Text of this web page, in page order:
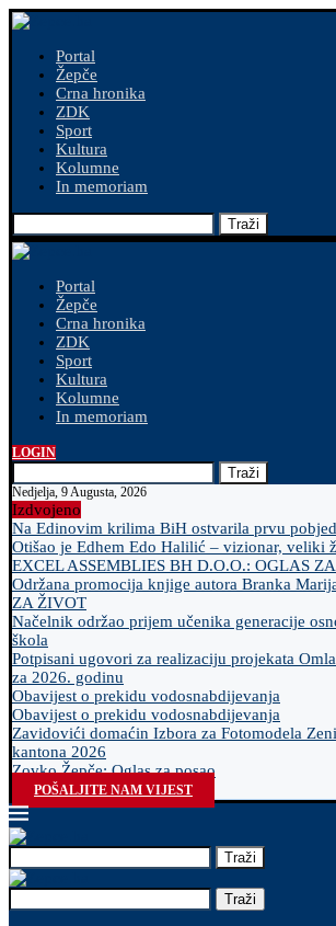
Portal
Žepče
Crna hronika
ZDK
Sport
Kultura
Kolumne
In memoriam
Traži
Portal
Žepče
Crna hronika
ZDK
Sport
Kultura
Kolumne
In memoriam
LOGIN
Traži
Nedjelja, 9 Augusta, 2026
Izdvojeno
Na Edinovim krilima BiH ostvarila prvu
Otišao je Edhem Edo Halilić – vizionar, veliki
EXCEL ASSEMBLIES BH D.O.O.: OGLAS
Održana promocija knjige autora Branka
ZA ŽIVOT
Načelnik održao prijem učenika generacije
škola
Potpisani ugovori za realizaciju projekata
za 2026. godinu
Obavijest o prekidu vodosnabdijevanja
Obavijest o prekidu vodosnabdijevanja
Zavidovići domaćin Izbora za Fotomodela
kantona 2026
Zovko Žepče: Oglas za posao
POŠALJITE NAM VIJEST
Traži
Traži